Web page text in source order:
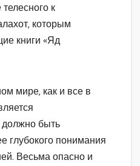
к
которым
книги «Яд
мире, как и все в
должно быть
глубокого понимания
Весьма опасно и